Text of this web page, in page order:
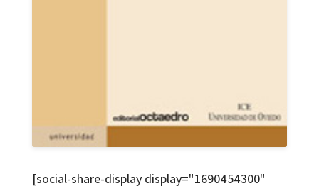
[social-share-display display="1690454300"